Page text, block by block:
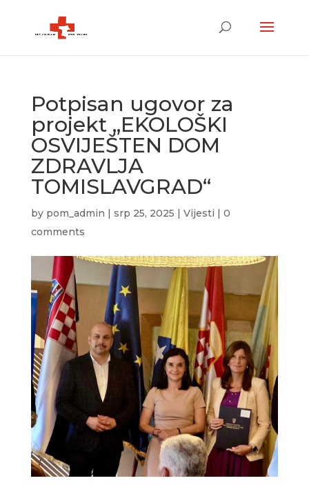
Potpisan ugovor za
projekt „EKOLOŠKI
OSVIJEŠTEN DOM
ZDRAVLJA
TOMISLAVGRAD“
by pom_admin | srp 25, 2025 | Vijesti | 0
comments